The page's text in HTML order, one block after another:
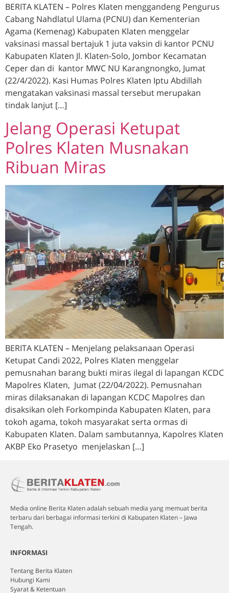
BERITA KLATEN – Polres Klaten menggandeng Pengurus
Cabang Nahdlatul Ulama (PCNU) dan Kementerian
Agama (Kemenag) Kabupaten Klaten menggelar
vaksinasi massal bertajuk 1 juta vaksin di kantor PCNU
Kabupaten Klaten Jl. Klaten-Solo, Jombor Kecamatan
Ceper dan di kantor MWC NU Karangnongko, Jumat
(22/4/2022). Kasi Humas Polres Klaten Iptu Abdillah
mengatakan vaksinasi massal tersebut merupakan
tindak lanjut […]
Jelang Operasi Ketupat
Polres Klaten Musnakan
Ribuan Miras
BERITA KLATEN – Menjelang pelaksanaan Operasi
Ketupat Candi 2022, Polres Klaten menggelar
pemusnahan barang bukti miras ilegal di lapangan KCDC
Mapolres Klaten, Jumat (22/04/2022). Pemusnahan
miras dilaksanakan di lapangan KCDC Mapolres dan
disaksikan oleh Forkompinda Kabupaten Klaten, para
tokoh agama, tokoh masyarakat serta ormas di
Kabupaten Klaten. Dalam sambutannya, Kapolres Klaten
AKBP Eko Prasetyo menjelaskan […]
Media online Berita Klaten adalah sebuah media yang memuat berita
terbaru dari berbagai informasi terkini di Kabupaten Klaten – Jawa
Tengah.
INFORMASI
Tentang Berita Klaten
Hubungi Kami
Syarat & Ketentuan